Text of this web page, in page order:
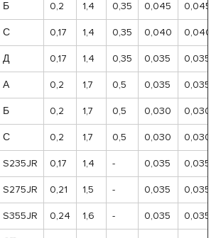
Б 0,2 1,4 0,35 0,045 0,045
С 0,17 1,4 0,35 0,040 0,040
Д 0,17 1,4 0,35 0,035 0,035
А 0,2 1,7 0,5 0,035 0,035
Б 0,2 1,7 0,5 0,030 0,030
С 0,2 1,7 0,5 0,030 0,030
S235JR 0,17 1,4 - 0,035 0,035
S275JR 0,21 1,5 - 0,035 0,035
S355JR 0,24 1,6 - 0,035 0,035